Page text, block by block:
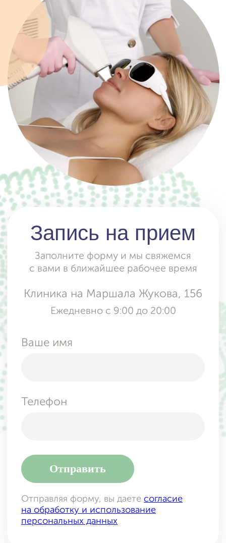
Запись на прием
Заполните форму и мы свяжемся
с вами в ближайшее рабочее время
Ваше имя
Телефон
Отправить
Отправляя форму, вы даетесогласие
на обработку и использование
Клиника на Маршала Жукова, 156
Ежедневно с 9:00 до 20:00